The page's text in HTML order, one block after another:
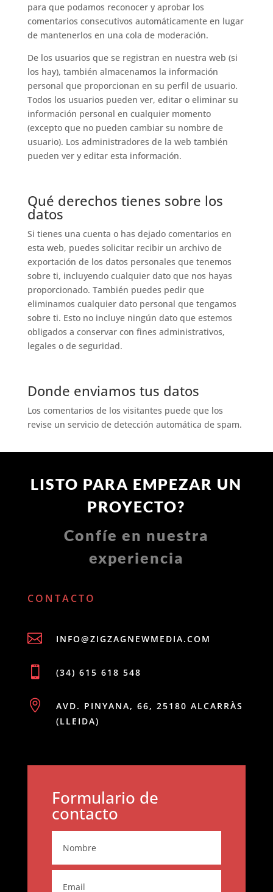
para que podamos reconocer y aprobar los
comentarios consecutivos automáticamente en lugar
de mantenerlos en una cola de moderación.
De los usuarios que se registran en nuestra web (si
los hay), también almacenamos la información
personal que proporcionan en su perfil de usuario.
Todos los usuarios pueden ver, editar o eliminar su
información personal en cualquier momento
(excepto que no pueden cambiar su nombre de
usuario). Los administradores de la web también
pueden ver y editar esta información.
Qué derechos tienes sobre los
datos
Si tienes una cuenta o has dejado comentarios en
esta web, puedes solicitar recibir un archivo de
exportación de los datos personales que tenemos
sobre ti, incluyendo cualquier dato que nos hayas
proporcionado. También puedes pedir que
eliminamos cualquier dato personal que tengamos
sobre ti. Esto no incluye ningún dato que estemos
obligados a conservar con fines administrativos,
legales o de seguridad.
Donde enviamos tus datos
Los comentarios de los visitantes puede que los
revise un servicio de detección automática de spam.
LISTO PARA EMPEZAR UN
PROYECTO?
Confíe en nuestra
experiencia
CONTACTO
 INFO@ZIGZAGNEWMEDIA.COM
 (34) 615 618 548

AVD. PINYANA, 66, 25180 ALCARRÀS
(LLEIDA)
Formulario de
contacto